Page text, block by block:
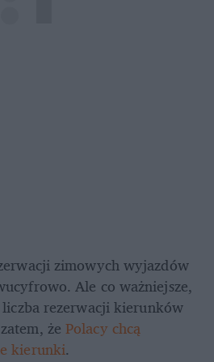
zimowych wyjazdów
Ale co ważniejsze,
liczba rezerwacji kierunków
że Polacy chcą
kierunki.